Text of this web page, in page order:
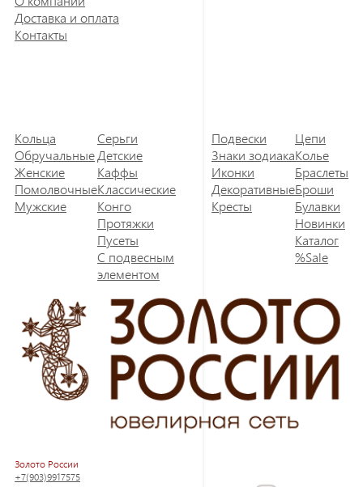
Доставка и оплата
Контакты
Кольца
Обручальные
Женские
Помолвочные
Мужские
Серьги
Детские
Каффы
Классические
Конго
Протяжки
Пусеты
С подвесным
элементом
Подвески
Знаки зодиака
Иконки
Декоративные
Кресты
Цепи
Колье
Браслеты
Броши
Булавки
Новинки
Каталог
%Sale
Золото России
+7(903)9917575